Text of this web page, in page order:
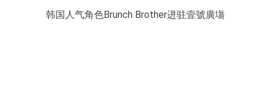
韩国人气角色Brunch Brother进驻壹號廣塲